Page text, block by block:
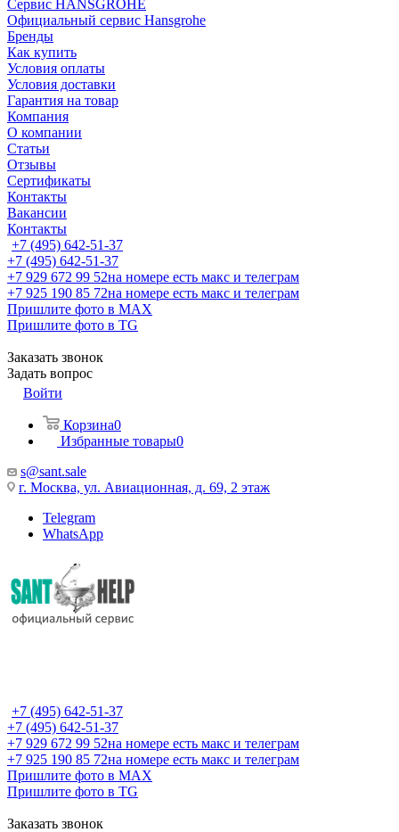
Сервис HANSGROHE
Официальный сервис Hansgrohe
Бренды
Как купить
Условия оплаты
Условия доставки
Гарантия на товар
Компания
О компании
Статьи
Отзывы
Сертификаты
Контакты
Вакансии
Контакты
+7 (495) 642-51-37
+7 (495) 642-51-37
+7 929 672 99 52на номере есть макс и телеграм
+7 925 190 85 72на номере есть макс и телеграм
Пришлите фото в MAX
Пришлите фото в TG
Заказать звонок
Задать вопрос
Войти
Корзина0
Избранные товары0
s@sant.sale
г. Москва, ул. Авиационная, д. 69, 2 этаж
Telegram
WhatsApp
+7 (495) 642-51-37
+7 (495) 642-51-37
+7 929 672 99 52на номере есть макс и телеграм
+7 925 190 85 72на номере есть макс и телеграм
Пришлите фото в MAX
Пришлите фото в TG
Заказать звонок